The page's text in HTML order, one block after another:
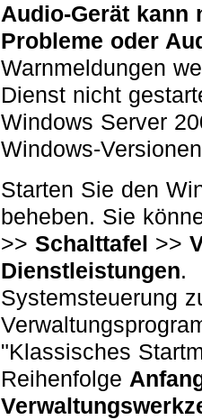
Audio-Gerät kann
Probleme oder
Warnmeldungen
Dienst nicht
Windows Server
Windows-
Starten Sie den
beheben. Sie
>> Schalttafel >>
Dienstleistungen.
Systemsteuerung
"Klassisches
Reihenfolge